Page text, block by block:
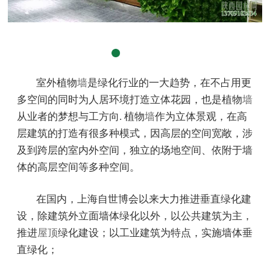
室外植物墙是绿化行业的一大趋势，在不占用更
多空间的同时为人居环境打造立体花园，也是植物墙
从业者的梦想与工方向. 植物墙作为立体景观，在高
层建筑的打造有很多种模式，因高层的空间宽敞，涉
及到跨层的室内外空间，独立的场地空间、依附于墙
体的高层空间等多种空间。
在国内，上海自世博会以来大力推进垂直绿化建
设，除建筑外立面墙体绿化以外，以公共建筑为主，
推进屋顶绿化建设；以工业建筑为特点，实施墙体垂
直绿化；